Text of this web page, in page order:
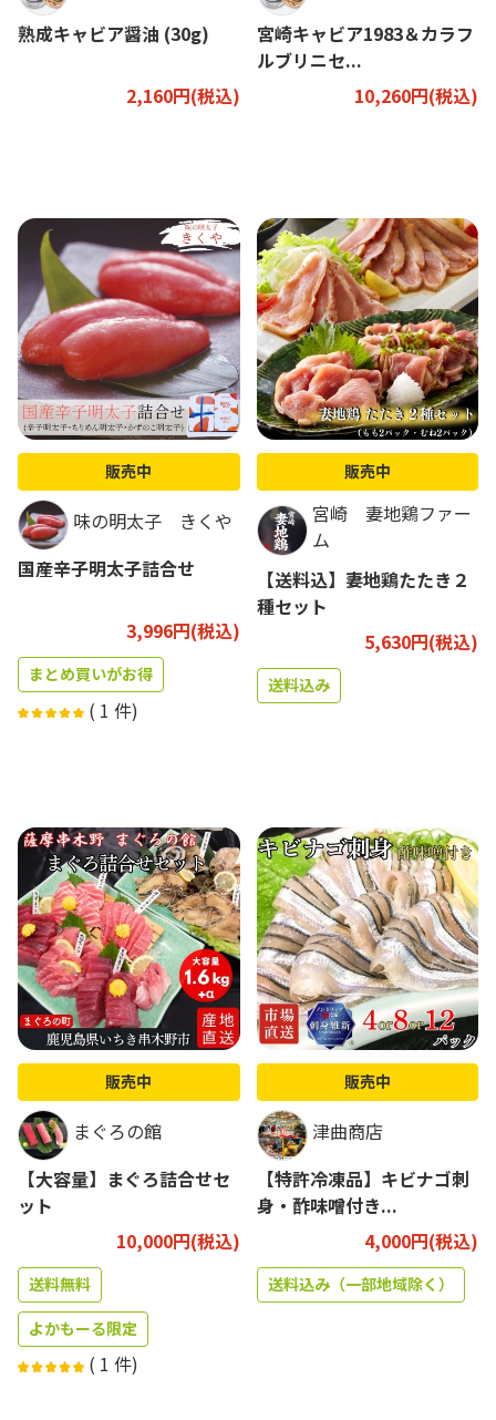
熟成キャビア醤油 (30g)
2,160円(税込)
宮崎キャビア1983＆カラフ
ルブリニセ...
10,260円(税込)
販売中
味の明太子 きくや
国産辛子明太子詰合せ
3,996円(税込)
まとめ買いがお得
( 1 件)
販売中
宮崎 妻地鶏ファー
ム
【送料込】妻地鶏たたき２
種セット
5,630円(税込)
送料込み
販売中
まぐろの館
【大容量】まぐろ詰合せセ
ット
10,000円(税込)
送料無料
よかもーる限定
( 1 件)
販売中
津曲商店
【特許冷凍品】キビナゴ刺
身・酢味噌付き...
4,000円(税込)
送料込み（一部地域除く）